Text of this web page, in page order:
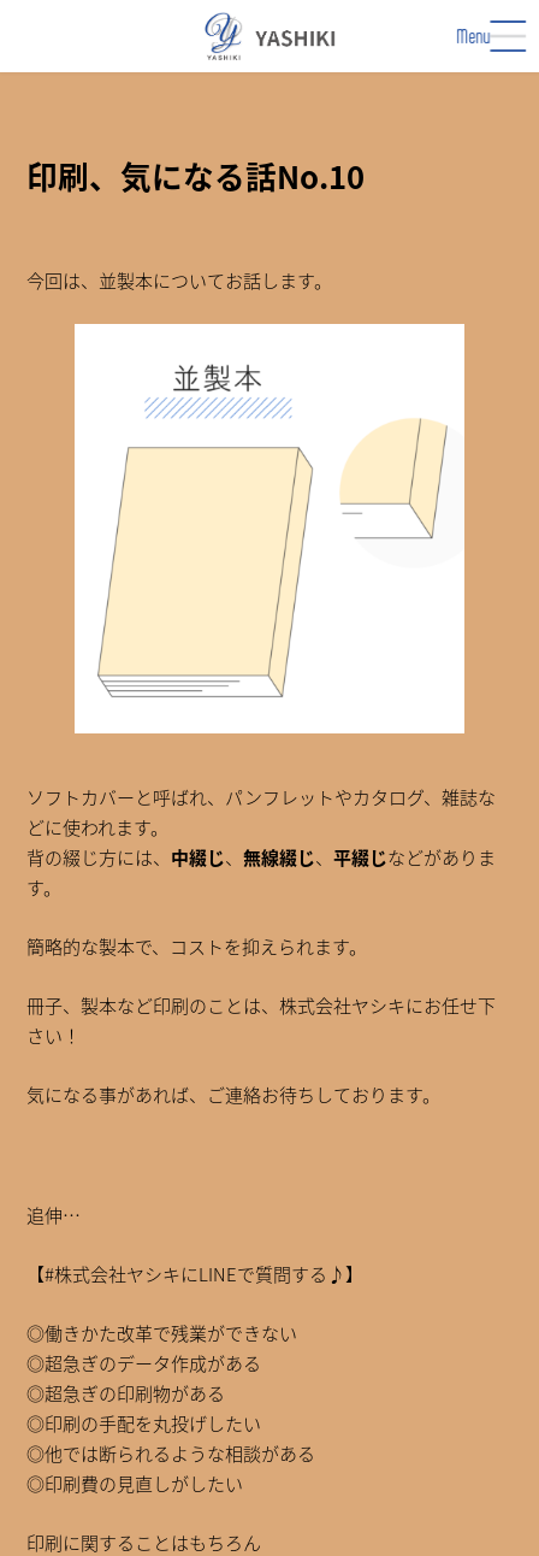
Menu
印刷、気になる話No.10
今回は、並製本についてお話します。
ソフトカバーと呼ばれ、パンフレットやカタログ、雑誌な
どに使われます。
背の綴じ方には、 中綴じ、 無線綴じ、 平綴じなどがありま
す。
簡略的な製本で、コストを抑えられます。
冊子、製本など印刷のことは、株式会社ヤシキにお任せ下
さい！
気になる事があれば、ご連絡お待ちしております。
追伸…
【#株式会社ヤシキにLINEで質問する♪】
◎働きかた改革で残業ができない
◎超急ぎのデータ作成がある
◎超急ぎの印刷物がある
◎印刷の手配を丸投げしたい
◎他では断られるような相談がある
◎印刷費の見直しがしたい
印刷に関することはもちろん